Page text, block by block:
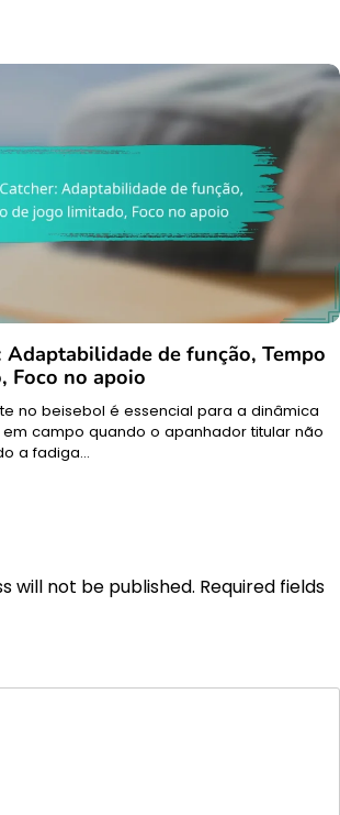
Adaptabilidade de função, Tempo
Foco no apoio
no beisebol é essencial para a dinâmica
campo quando o apanhador titular não
a fadiga…
will not be published. Required fields